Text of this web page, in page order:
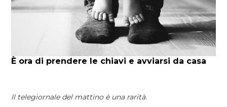
È ora di prendere le chiavi e avviarsi da casa
Il telegiornale del mattino è una rarità.